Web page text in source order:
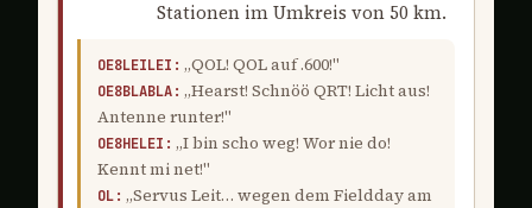
Stationen im Umkreis von 50 km.
OE8LEILEI: „QOL! QOL auf .600!"
OE8BLABLA: „Hearst! Schnöö QRT! Licht aus!
Antenne runter!"
OE8HELEI: „I bin scho weg! Wor nie do!
Kennt mi net!"
OL: „Servus Leit… wegen dem Fieldday am